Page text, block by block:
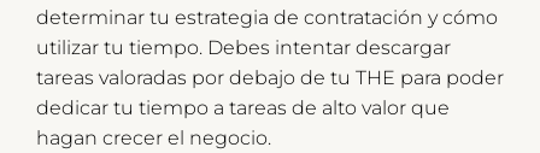
determinar tu estrategia de contratación y cómo
utilizar tu tiempo. Debes intentar descargar
tareas valoradas por debajo de tu THE para poder
dedicar tu tiempo a tareas de alto valor que
hagan crecer el negocio.